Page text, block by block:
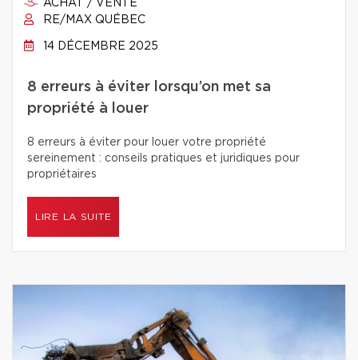
ACHAT / VENTE
RE/MAX QUÉBEC
14 DÉCEMBRE 2025
8 erreurs à éviter lorsqu’on met sa
propriété à louer
8 erreurs à éviter pour louer votre propriété
sereinement : conseils pratiques et juridiques pour
propriétaires
LIRE LA SUITE